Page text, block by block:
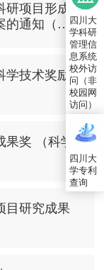
项目形成
通知（国
学技术奖励
奖 （科学
目研究成果
四川大
学科研
管理信
息系统
校外访
问（非
校园网
访问）
四川大
学专利
查询